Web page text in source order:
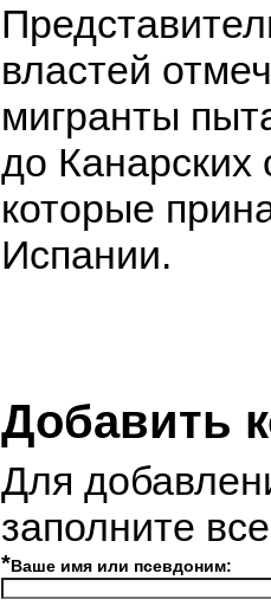
властей
мигранты
до Канарских
которые
Испании.
Добавить
Для
заполните
*Ваше имя или псевдоним: